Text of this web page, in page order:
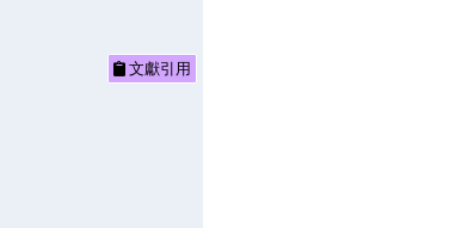
文獻引用